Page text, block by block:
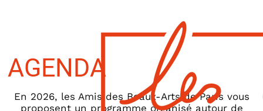
AGENDA
En 2026, les Amis des Beaux-Arts de Paris vous
proposent un programme organisé autour de